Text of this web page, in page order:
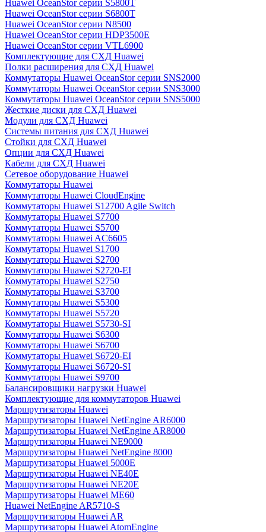
Huawei OceanStor серии S5800T
Huawei OceanStor серии S6800T
Huawei OceanStor серии N8500
Huawei OceanStor серии HDP3500E
Huawei OceanStor серии VTL6900
Комплектующие для СХД Huawei
Полки расширения для СХД Huawei
Коммутаторы Huawei OceanStor серии SNS2000
Коммутаторы Huawei OceanStor серии SNS3000
Коммутаторы Huawei OceanStor серии SNS5000
Жесткие диски для СХД Huawei
Модули для СХД Huawei
Системы питания для СХД Huawei
Стойки для СХД Huawei
Опции для СХД Huawei
Кабели для СХД Huawei
Сетевое оборудование Huawei
Коммутаторы Huawei
Коммутаторы Huawei CloudEngine
Коммутаторы Huawei S12700 Agile Switch
Коммутаторы Huawei S7700
Коммутаторы Huawei S5700
Коммутаторы Huawei AC6605
Коммутаторы Huawei S1700
Коммутаторы Huawei S2700
Коммутаторы Huawei S2720-EI
Коммутаторы Huawei S2750
Коммутаторы Huawei S3700
Коммутаторы Huawei S5300
Коммутаторы Huawei S5720
Коммутаторы Huawei S5730-SI
Коммутаторы Huawei S6300
Коммутаторы Huawei S6700
Коммутаторы Huawei S6720-EI
Коммутаторы Huawei S6720-SI
Коммутаторы Huawei S9700
Балансировщики нагрузки Huawei
Комплектующие для коммутаторов Huawei
Маршрутизаторы Huawei
Маршрутизаторы Huawei NetEngine AR6000
Маршрутизаторы Huawei NetEngine AR8000
Маршрутизаторы Huawei NE9000
Маршрутизаторы Huawei NetEngine 8000
Маршрутизаторы Huawei 5000E
Маршрутизаторы Huawei NE40E
Маршрутизаторы Huawei NE20E
Маршрутизаторы Huawei ME60
Huawei NetEngine AR5710-S
Маршрутизаторы Huawei AR
Маршрутизаторы Huawei AtomEngine